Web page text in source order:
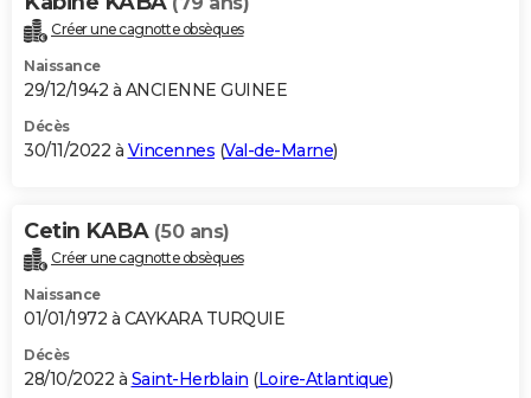
Créer une cagnotte obsèques
Naissance
29/12/1942 à ANCIENNE GUINEE
Décès
30/11/2022 à Vincennes (Val-de-Marne)
Cetin KABA (50 ans)
Créer une cagnotte obsèques
Naissance
01/01/1972 à CAYKARA TURQUIE
Décès
28/10/2022 à Saint-Herblain (Loire-Atlantique)